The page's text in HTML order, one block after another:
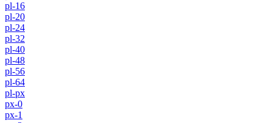
pl-16
pl-20
pl-24
pl-32
pl-40
pl-48
pl-56
pl-64
pl-px
px-0
px-1